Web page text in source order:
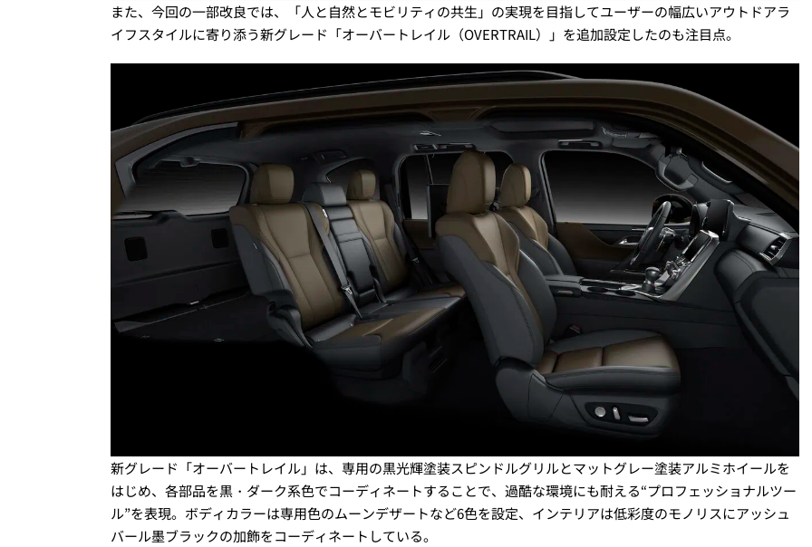
また、今回の一部改良では、「人と自然とモビリティの共生」の実現を目指してユーザーの幅広いアウトドアラ
イフスタイルに寄り添う新グレード「オーバートレイル（OVERTRAIL）」を追加設定したのも注目点。
新グレード「オーバートレイル」は、専用の黒光輝塗装スピンドルグリルとマットグレー塗装アルミホイールを
はじめ、各部品を黒・ダーク系色でコーディネートすることで、過酷な環境にも耐える“プロフェッショナルツー
ル”を表現。ボディカラーは専用色のムーンデザートなど6色を設定、インテリアは低彩度のモノリスにアッシュ
バール墨ブラックの加飾をコーディネートしている。